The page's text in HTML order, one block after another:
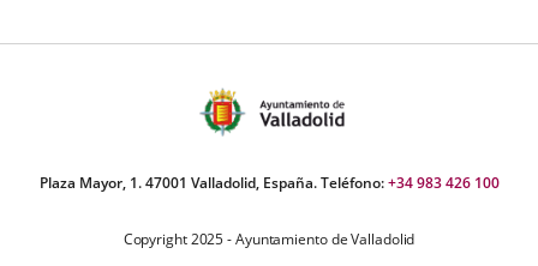
Plaza Mayor, 1. 47001 Valladolid, España. Teléfono:+34 983 426 100
Copyright 2025 - Ayuntamiento de Valladolid